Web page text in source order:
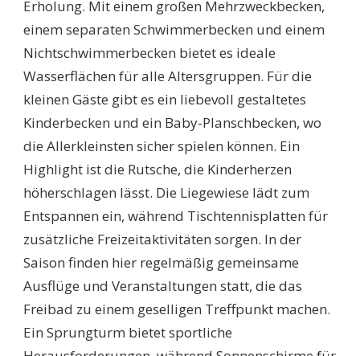
Erholung. Mit einem großen Mehrzweckbecken,
einem separaten Schwimmerbecken und einem
Nichtschwimmerbecken bietet es ideale
Wasserflächen für alle Altersgruppen. Für die
kleinen Gäste gibt es ein liebevoll gestaltetes
Kinderbecken und ein Baby-Planschbecken, wo
die Allerkleinsten sicher spielen können. Ein
Highlight ist die Rutsche, die Kinderherzen
höherschlagen lässt. Die Liegewiese lädt zum
Entspannen ein, während Tischtennisplatten für
zusätzliche Freizeitaktivitäten sorgen. In der
Saison finden hier regelmäßig gemeinsame
Ausflüge und Veranstaltungen statt, die das
Freibad zu einem geselligen Treffpunkt machen.
Ein Sprungturm bietet sportliche